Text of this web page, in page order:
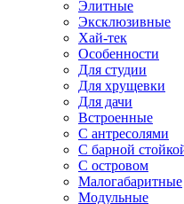
Элитные
Эксклюзивные
Хай-тек
Особенности
Для студии
Для хрущевки
Для дачи
Встроенные
С антресолями
С барной
С островом
Малогабаритные
Модульные